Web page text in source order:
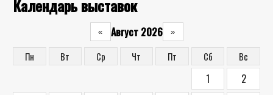
Календарь выставок
« Август 2026 »
Пн Вт Ср Чт Пт Сб Вс
1
2